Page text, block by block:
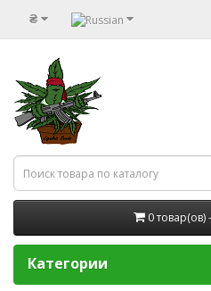
₴
Категории